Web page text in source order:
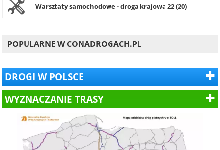
Warsztaty samochodowe - droga krajowa 22 (20)
POPULARNE W CONADROGACH.PL
DROGI W POLSCE
WYZNACZANIE TRASY